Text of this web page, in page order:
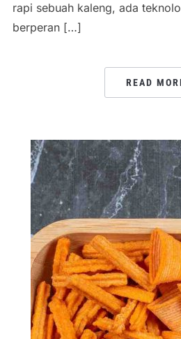
rapi sebuah kaleng, ada
berperan […]
READ